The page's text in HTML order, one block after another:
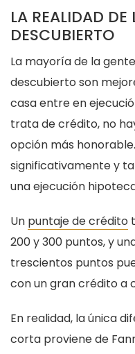
LA REALIDAD DE
DESCUBIERTO
La mayoría de la
descubierto son
casa entre en
trata de crédito, no
opción más
significativamente y
una ejecución
Un puntaje de crédito
200 y 300 puntos, y
trescientos puntos
con un gran crédito a
En realidad, la única
corta proviene de